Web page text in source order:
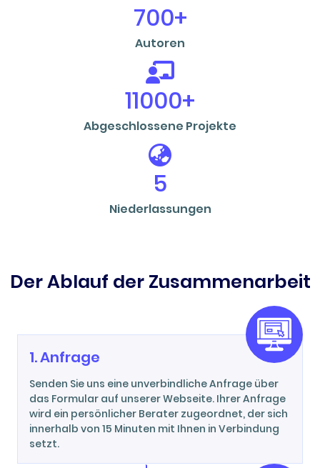
700+
Autoren
11000+
Abgeschlossene Projekte
5
Niederlassungen
Der Ablauf der Zusammenarbeit
1. Anfrage
Senden Sie uns eine unverbindliche Anfrage über
das Formular auf unserer Webseite. Ihrer Anfrage
wird ein persönlicher Berater zugeordnet, der sich
innerhalb von 15 Minuten mit Ihnen in Verbindung
setzt.